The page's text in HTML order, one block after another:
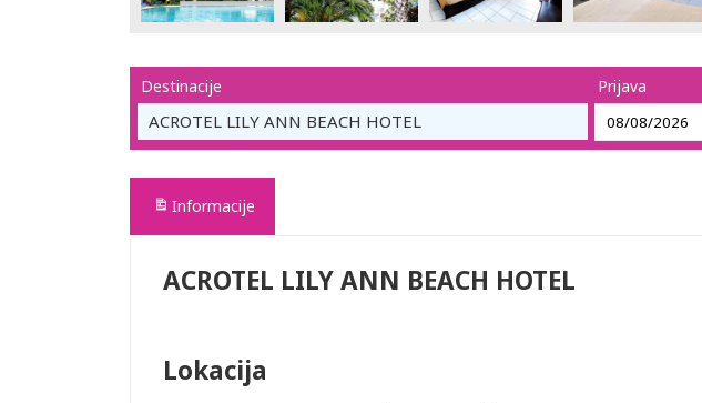
Destinacije
ACROTEL LILY ANN BEACH HOTEL
Prijava
Informacije
ACROTEL LILY ANN BEACH HOTEL
Lokacija